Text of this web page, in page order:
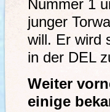
Nummer 1
junger
will. Er wird
in der DEL
Weiter
einige